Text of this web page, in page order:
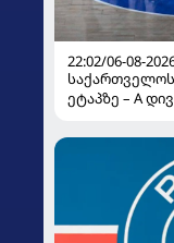
22:02/06-08-
საქართველოს
ეტაპზე – A